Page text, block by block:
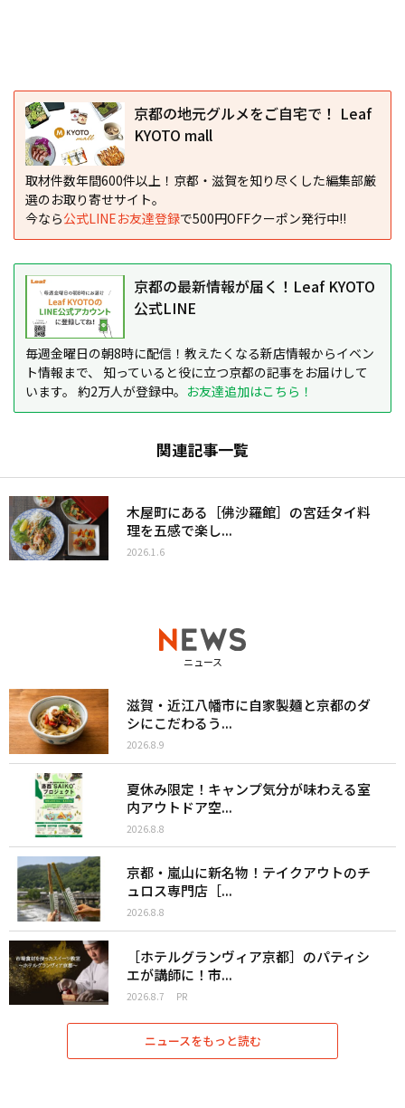
京都の地元グルメをご自宅で！ Leaf
KYOTO mall
取材件数年間600件以上！京都・滋賀を知り尽くした編集部厳
選のお取り寄せサイト。
今なら公式LINEお友達登録で500円OFFクーポン発行中!!
京都の最新情報が届く！Leaf KYOTO
公式LINE
毎週金曜日の朝8時に配信！教えたくなる新店情報からイベン
ト情報まで、 知っていると役に立つ京都の記事をお届けして
います。 約2万人が登録中。 お友達追加はこちら！
関連記事一覧
木屋町にある［佛沙羅館］の宮廷タイ料
理を五感で楽し...
2026.1.6
ニュース
滋賀・近江八幡市に自家製麺と京都のダ
シにこだわるう...
2026.8.9
夏休み限定！キャンプ気分が味わえる室
内アウトドア空...
2026.8.8
京都・嵐山に新名物！テイクアウトのチ
ュロス専門店［...
2026.8.8
［ホテルグランヴィア京都］のパティシ
エが講師に！市...
2026.8.7 PR
ニュースをもっと読む